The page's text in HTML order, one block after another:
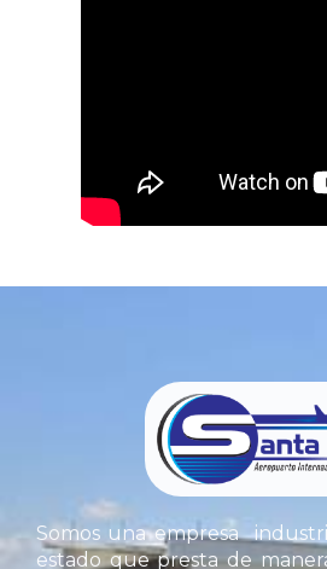
Somos una empresa
estado que presta de